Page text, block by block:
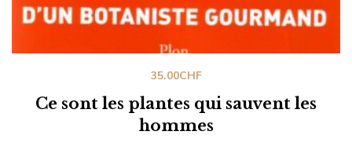
Ce sont les plantes qui sauvent les
hommes
35.00CHF